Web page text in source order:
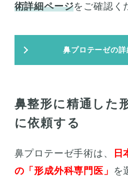
術詳細ページをご確認く
鼻プロテーゼの
鼻整形に精通した
に依頼する
鼻プロテーゼ手術は、
日
の「形成外科専門医」
を